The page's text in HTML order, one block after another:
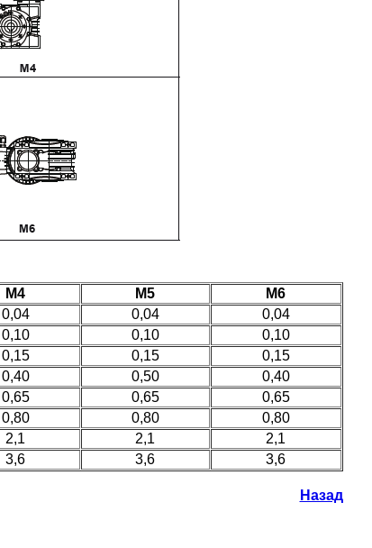
M4 M5
M6
0,04 0,04
0,04
0,10 0,10
0,10
0,15 0,15
0,15
0,40 0,50
0,40
0,65 0,65
0,65
0,80 0,80
0,80
2,1 2,1
2,1
3,6 3,6 3,6
Назад